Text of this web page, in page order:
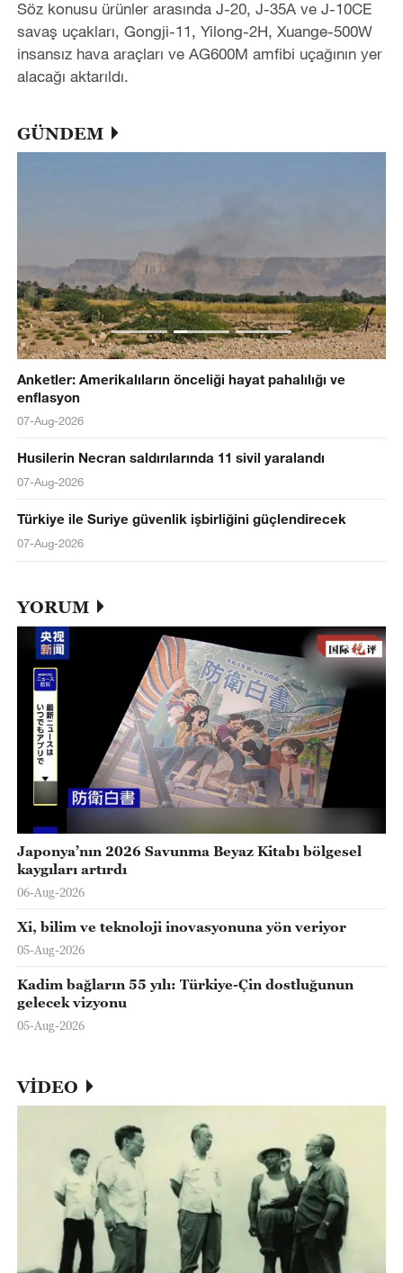
Söz konusu ürünler arasında J-20, J-35A ve J-10CE
savaş uçakları, Gongji-11, Yilong-2H, Xuange-500W
insansız hava araçları ve AG600M amfibi uçağının yer
alacağı aktarıldı.
GÜNDEM
Anketler: Amerikalıların önceliği hayat pahalılığı ve
enflasyon
07-Aug-2026
Husilerin Necran saldırılarında 11 sivil yaralandı
07-Aug-2026
Türkiye ile Suriye güvenlik işbirliğini güçlendirecek
07-Aug-2026
YORUM
Japonya’nın 2026 Savunma Beyaz Kitabı bölgesel
kaygıları artırdı
06-Aug-2026
Xi, bilim ve teknoloji inovasyonuna yön veriyor
05-Aug-2026
Kadim bağların 55 yılı: Türkiye-Çin dostluğunun
gelecek vizyonu
05-Aug-2026
VİDEO